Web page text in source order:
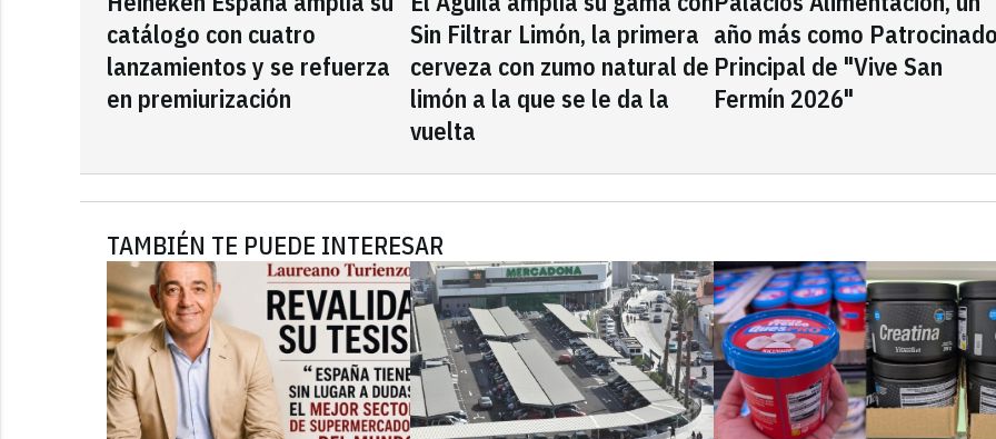
catálogo con cuatro
lanzamientos y se refuerza
en premiurización
Sin Filtrar Limón, la primera
cerveza con zumo natural de
limón a la que se le da la
vuelta
año más como
Principal de "Vive San
Fermín 2026"
TAMBIÉN TE PUEDE INTERESAR